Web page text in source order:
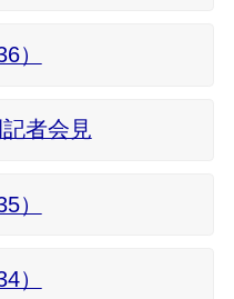
）
者会見
）
）